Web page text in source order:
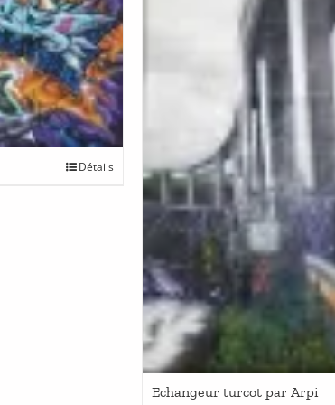
Détails
Echangeur turcot par Arpi